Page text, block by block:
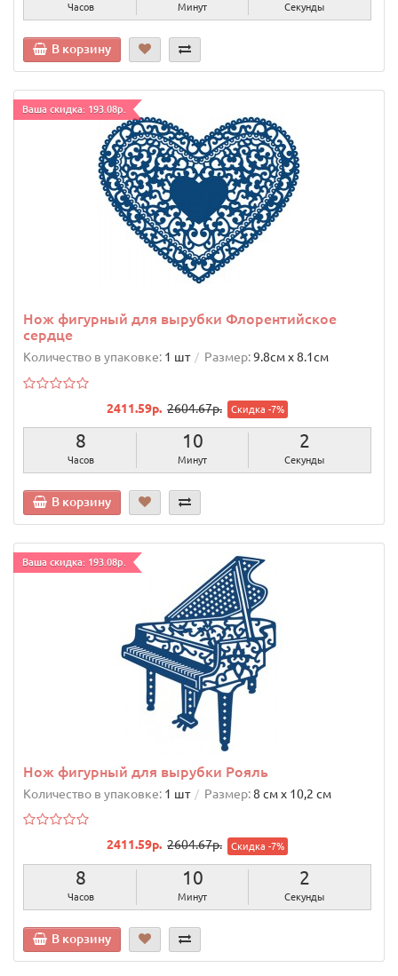
Часов Минут Секунды
В корзину
Ваша скидка: 193.08р.
Нож фигурный для вырубки Флорентийское
сердце
Количество в упаковке: 1 шт Размер:9.8cм х 8.1cм
2411.59р. 2604.67р. Скидка -7%
8
Часов
10
Минут
1
Секунда
В корзину
Ваша скидка: 193.08р.
Нож фигурный для вырубки Рояль
Количество в упаковке: 1 шт Размер:8 см х 10,2 см
2411.59р. 2604.67р. Скидка -7%
8
Часов
10
Минут
1
Секунда
В корзину